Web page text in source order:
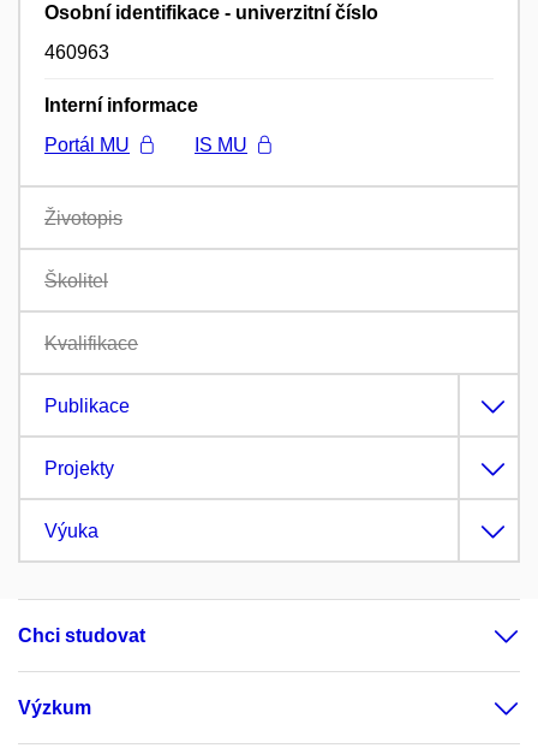
Osobní identifikace - univerzitní číslo
460963
Interní informace
Portál MU
IS MU
Životopis
Školitel
Kvalifikace
Publikace
Projekty
Výuka
Chci studovat
Výzkum